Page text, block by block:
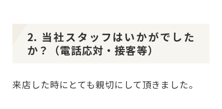
2. 当社スタッフはいかがでした
か？（電話応対・接客等）
来店した時にとても親切にして頂きました。